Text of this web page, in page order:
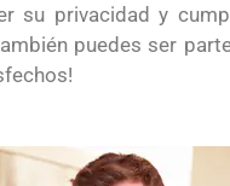
su privacidad y
puedes ser